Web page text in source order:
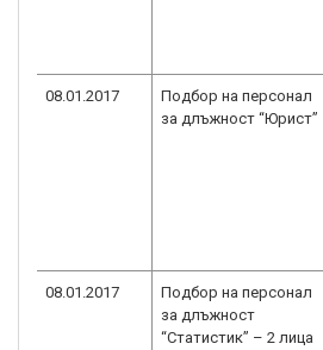
08.01.2017
Подбор на персонал
за длъжност “Юрист”
08.01.2017
Подбор на персонал
за длъжност
“Статистик” – 2 лица